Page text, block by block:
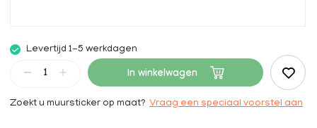
Levertijd 1-5 werkdagen
In winkelwagen
Zoekt u muursticker op maat? Vraag een speciaal voorstel aan